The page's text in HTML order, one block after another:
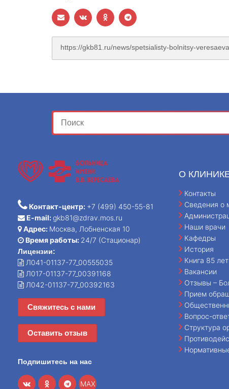
Контакт-центр: +7 (499) 450-55-81
E-mail:gkb81@zdrav.mos.ru
Адрес: Москва, Лобненская 10
Время работы: 24/7 (Стационар)
Лицензии:
Л041-01137-77_00555035
Л017-01137-77_00391168
Л042-01137-77_00392163
Свяжитесь с нами
Оставить отзыв
Подпишитесь на нас
MAX
О
Контакты
Сведения о
Наши врачи
Кафедры
История
Книга 85
Вакансии
Отзывы –
Прием
Вопрос-
Структура